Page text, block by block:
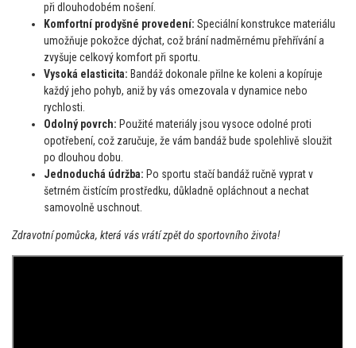
při dlouhodobém nošení.
Komfortní prodyšné provedení: Speciální konstrukce materiálu
umožňuje pokožce dýchat, což brání nadměrnému přehřívání a
zvyšuje celkový komfort při sportu.
Vysoká elasticita: Bandáž dokonale přilne ke koleni a kopíruje
každý jeho pohyb, aniž by vás omezovala v dynamice nebo
rychlosti.
Odolný povrch: Použité materiály jsou vysoce odolné proti
opotřebení, což zaručuje, že vám bandáž bude spolehlivě sloužit
po dlouhou dobu.
Jednoduchá údržba: Po sportu stačí bandáž ručně vyprat v
šetrném čistícím prostředku, důkladně opláchnout a nechat
samovolně uschnout.
Zdravotní pomůcka, která vás vrátí zpět do sportovního života!